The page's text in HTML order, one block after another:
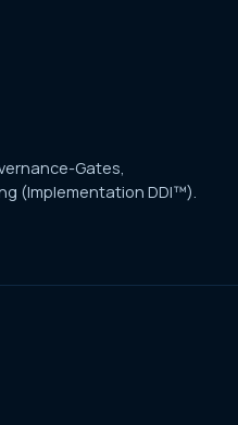
Gates,
(Implementation DDI™).